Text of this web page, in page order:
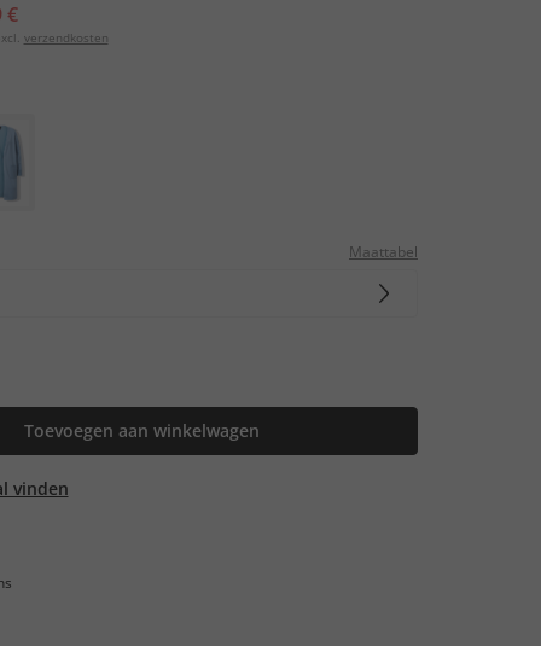
€
verzendkosten
Maattabel
Toevoegen aan winkelwagen
vinden